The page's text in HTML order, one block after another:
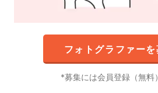
フォトグラファー
募集には会員登録（無料